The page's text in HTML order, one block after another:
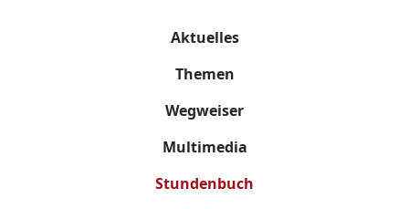
Aktuelles
Themen
Wegweiser
Multimedia
Stundenbuch